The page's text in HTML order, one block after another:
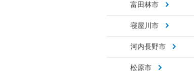
富田林市
寝屋川市
河内長野市
松原市